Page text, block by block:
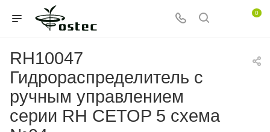
0
RH10047
Гидрораспределитель с
ручным управлением
серии RH CETOP 5 схема